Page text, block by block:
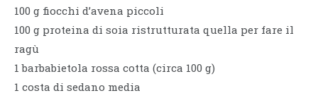
100 g fiocchi d’avena piccoli
100 g proteina di soia ristrutturata quella per fare il
ragù
1 barbabietola rossa cotta (circa 100 g)
1 costa di sedano media